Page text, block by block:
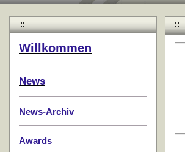
::
Willkommen
News
News-Archiv
Awards
::